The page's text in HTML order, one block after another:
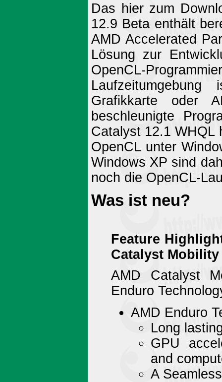
Das hier zum
12.9 Beta enthält
AMD Accelerated
Lösung zur
OpenCL-
Grafikkarte oder
beschleunigte
Catalyst 12.1 WHQL
OpenCL unter
Windows XP sind
noch die OpenCL-
Was ist neu?
Feature
Catalyst
AMD Catalyst
Enduro
AMD Enduro
Long
GPU
and
A